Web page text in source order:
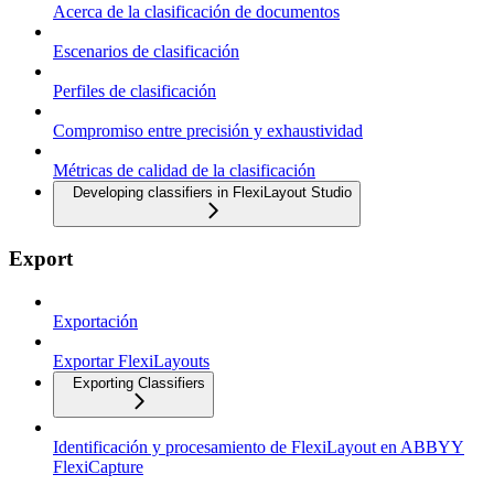
Acerca de la clasificación de documentos
Escenarios de clasificación
Perfiles de clasificación
Compromiso entre precisión y exhaustividad
Métricas de calidad de la clasificación
Developing classifiers in FlexiLayout Studio
Export
Exportación
Exportar FlexiLayouts
Exporting Classifiers
Identificación y procesamiento de FlexiLayout en ABBYY
FlexiCapture